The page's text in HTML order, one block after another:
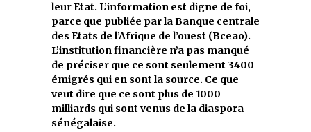
leur Etat. L’information est digne de foi,
parce que publiée par la Banque centrale
des Etats de l’Afrique de l’ouest (Bceao).
L’institution financière n’a pas manqué
de préciser que ce sont seulement 3400
émigrés qui en sont la source. Ce que
veut dire que ce sont plus de 1000
milliards qui sont venus de la diaspora
sénégalaise.